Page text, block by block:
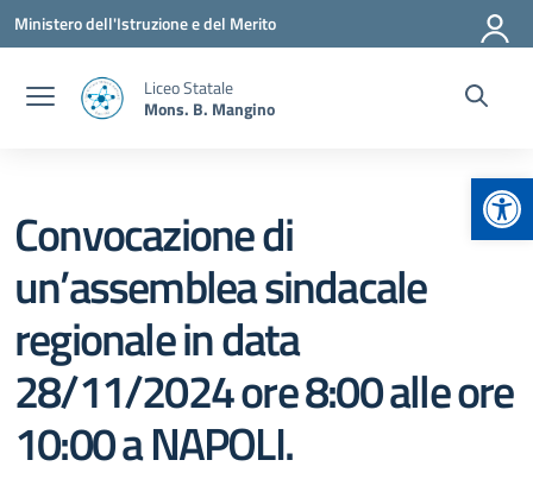
Vai ai contenuti
Vai al menu di navigazione
Vai al footer
Ministero dell'Istruzione e del Merito
Liceo Statale
Mons. B. Mangino
Convocazione di
un’assemblea sindacale
regionale in data
28/11/2024 ore 8:00 alle ore
10:00 a NAPOLI.